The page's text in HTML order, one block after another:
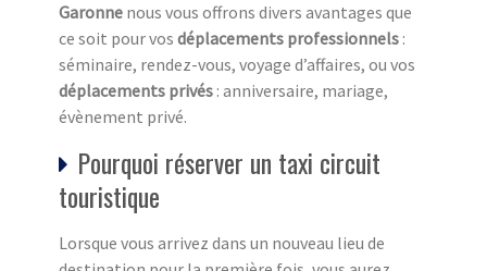
Garonne nous vous offrons divers avantages que
ce soit pour vos déplacements professionnels :
séminaire, rendez-vous, voyage d’affaires, ou vos
déplacements privés : anniversaire, mariage,
évènement privé.
Pourquoi réserver un taxi circuit
touristique
Lorsque vous arrivez dans un nouveau lieu de